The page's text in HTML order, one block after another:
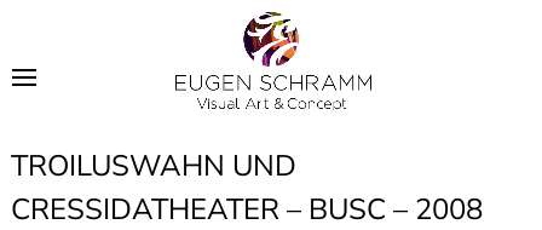
TROILUSWAHN UND
CRESSIDATHEATER – BUSC – 2008